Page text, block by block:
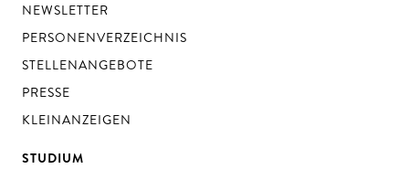
NEWSLETTER
PERSONENVERZEICHNIS
STELLENANGEBOTE
PRESSE
KLEINANZEIGEN
STUDIUM